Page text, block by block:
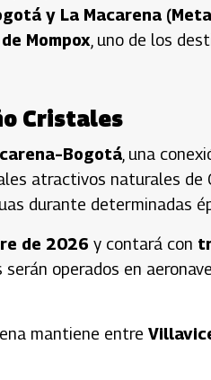
y La Macarena
Mompox , uno de los
Cristales
, una
atractivos naturales de
durante determinadas
de 2026 y contará con
serán operados en
mantiene entre